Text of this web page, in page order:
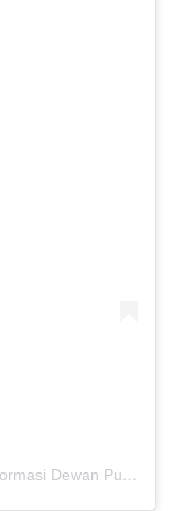
Sebuah kiriman dibagikan oleh Media Informasi Dewan Pusat Persaudaraan Setia Hati Terate (@media.dewanpusat)